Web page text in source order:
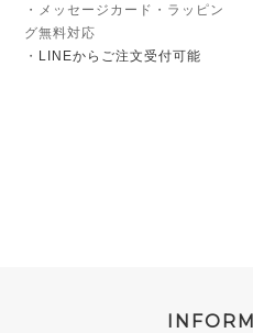
・メッセージカード・ラッピン
グ無料対応
・ LINEからご注文受付可能